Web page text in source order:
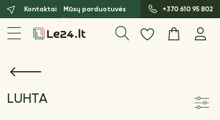
Kontaktai Mūsų parduotuvės +370 610 95 802
LUHTA